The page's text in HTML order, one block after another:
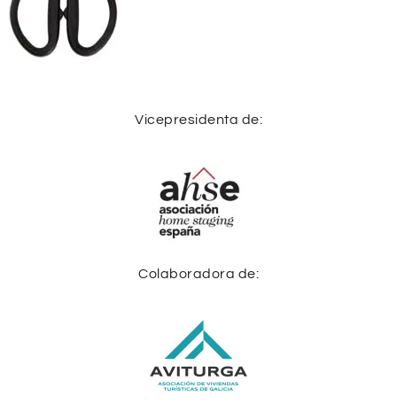
Vicepresidenta de:
Colaboradora de: